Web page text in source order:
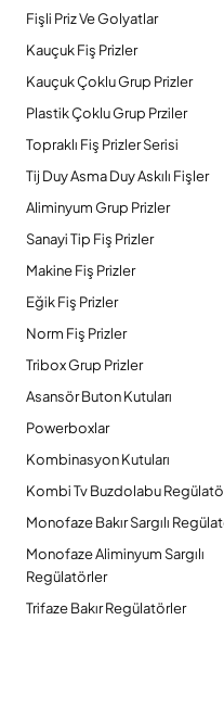
Fişli Priz Ve Golyatlar
Kauçuk Fiş Prizler
Kauçuk Çoklu Grup Prizler
Plastik Çoklu Grup Prziler
Topraklı Fiş Prizler Serisi
Tij Duy Asma Duy Askılı Fişler
Aliminyum Grup Prizler
Sanayi Tip Fiş Prizler
Makine Fiş Prizler
Eğik Fiş Prizler
Norm Fiş Prizler
Tribox Grup Prizler
Asansör Buton Kutuları
Powerboxlar
Kombinasyon Kutuları
Kombi Tv Buzdolabu
Monofaze Bakır Sargılı
Monofaze Aliminyum Sargılı
Regülatörler
Trifaze Bakır Regülatörler